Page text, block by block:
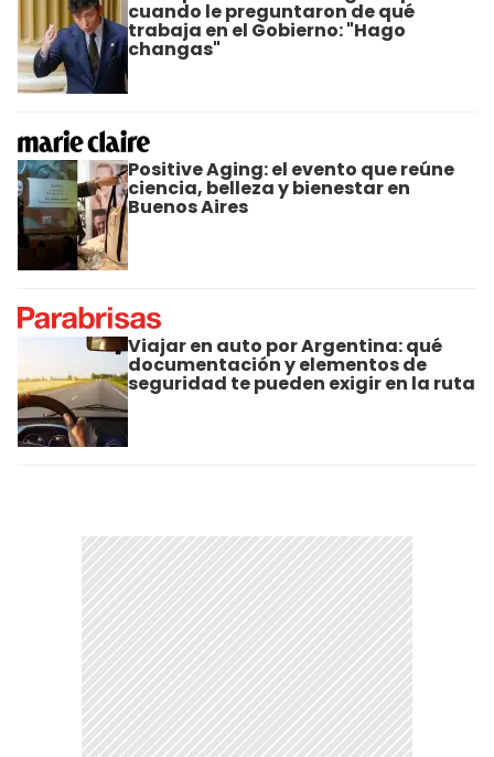
cuando le preguntaron de qué
trabaja en el Gobierno: "Hago
changas"
Positive Aging: el evento que reúne
ciencia, belleza y bienestar en
Buenos Aires
Viajar en auto por Argentina: qué
documentación y elementos de
seguridad te pueden exigir en la ruta